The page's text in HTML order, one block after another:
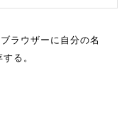
ラウザーに自分の名
る。